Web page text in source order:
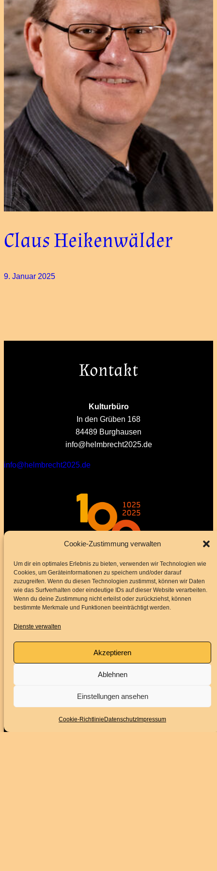
Cookie-Zustimmung verwalten
Um dir ein optimales Erlebnis zu bieten, verwenden wir Technologien wie
Cookies, um Geräteinformationen zu speichern und/oder darauf
zuzugreifen. Wenn du diesen Technologien zustimmst, können wir Daten
wie das Surfverhalten oder eindeutige IDs auf dieser Website verarbeiten.
Wenn du deine Zustimmung nicht erteilst oder zurückziehst, können
bestimmte Merkmale und Funktionen beeinträchtigt werden.
Dienste verwalten
Akzeptieren
Ablehnen
Einstellungen ansehen
Cookie-Richtlinie Datenschutz Impressum
Claus Heikenwälder
9. Januar 2025
Kontakt
Kulturbüro
In den Grüben 168
84489 Burghausen
info@helmbrecht2025.de
info@helmbrecht2025.de
Impressum
Datenschutz
BARRIEREFREIHEITSERKLÄRUNG